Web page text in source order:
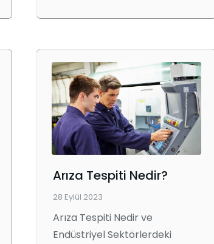
Arıza Tespiti Nedir?
28 Eylül 2023
Arıza Tespiti Nedir ve
Endüstriyel Sektörlerdeki